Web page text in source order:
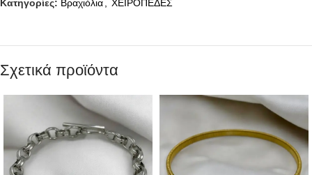
Κατηγορίες: Βραχιόλια ΧΕΙΡΟΠΕΔΕΣ
Σχετικά προϊόντα